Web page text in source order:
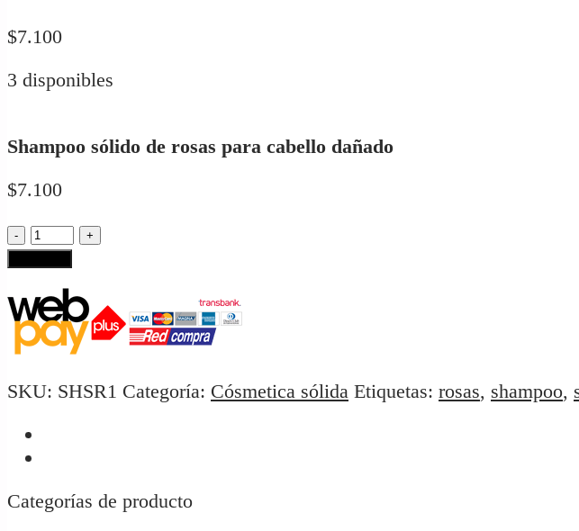
$7.100
3 disponibles
Shampoo sólido de rosas para cabello dañado
$7.100
Shampoo
sólido
rosas
para
cabello
cantidad
SKU: SHSR1 Categoría: Cósmetica sólida Etiquetas: rosas, shampoo,
Categorías de producto